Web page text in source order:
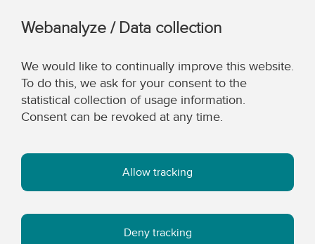
Webanalyze / Data collection
We would like to continually improve this website.
To do this, we ask for your consent to the
statistical collection of usage information.
Consent can be revoked at any time.
Allow tracking
Deny tracking